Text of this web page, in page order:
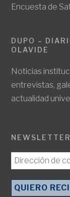
Encuesta de
DUPO –
OLAVIDE
Noticias
entrevistas,
actualidad
NEWSLETTER